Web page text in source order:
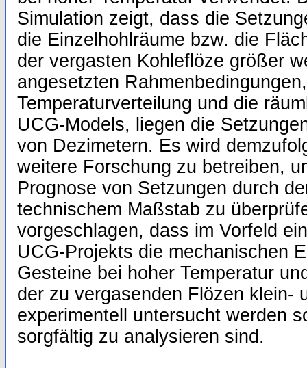
Simulation zeigt, dass die
die Einzelhohlräume bzw. die
der vergasten Kohleflöze größer
angesetzten
Temperaturverteilung und die
UCG-Models, liegen die
von Dezimetern. Es wird
weitere Forschung zu betreiben,
Prognose von Setzungen durch
technischem Maßstab zu
vorgeschlagen, dass im Vorfeld
UCG-Projekts die mechanischen
Gesteine bei hoher Temperatur
der zu vergasenden Flözen klein-
experimentell untersucht werden
sorgfältig zu analysieren sind.